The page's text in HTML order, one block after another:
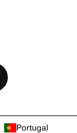
Portugal